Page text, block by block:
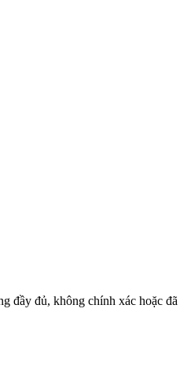
đầy đủ, không chính xác hoặc đã